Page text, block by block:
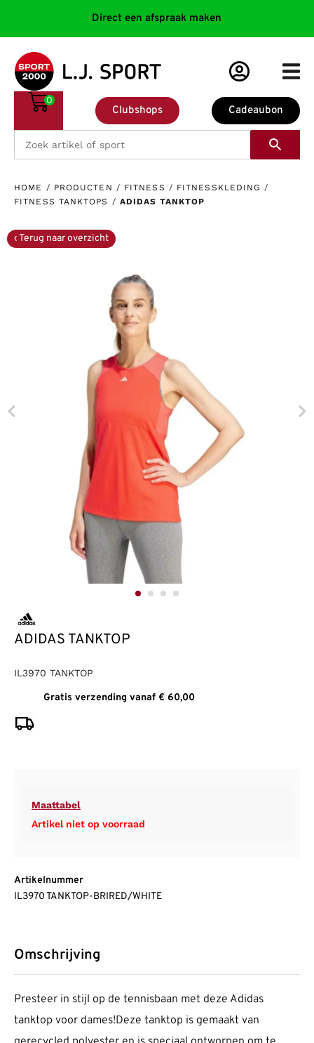
Direct een afspraak maken
Cadeaubon
Clubshops
0
HOME / PRODUCTEN / FITNESS / FITNESSKLEDING /
FITNESS TANKTOPS / ADIDAS TANKTOP
ADIDAS TANKTOP
IL3970 TANKTOP
Gratis verzending vanaf € 60,00
Maattabel
Artikel niet op voorraad
Artikelnummer
IL3970 TANKTOP-BRIRED/WHITE
Omschrijving
Presteer in stijl op de tennisbaan met deze Adidas
tanktop voor dames!Deze tanktop is gemaakt van